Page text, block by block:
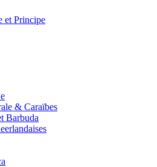
et Principe
& Caraïbes
Barbuda